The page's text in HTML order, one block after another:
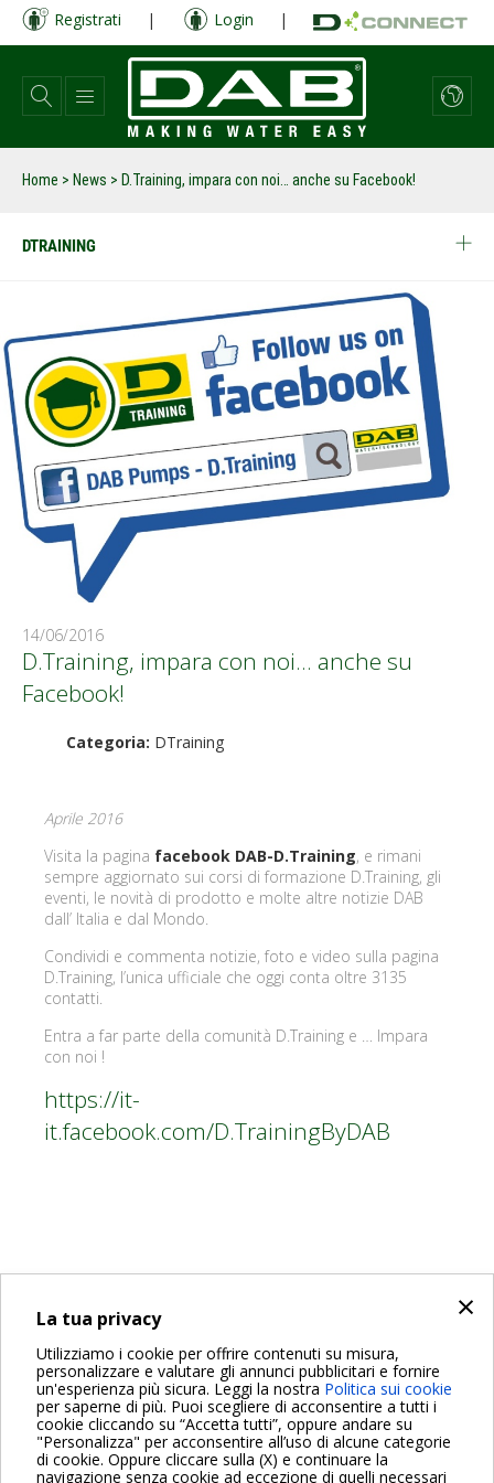
×
La tua privacy
Utilizziamo i cookie per offrire contenuti su misura,
personalizzare e valutare gli annunci pubblicitari e fornire
un'esperienza più sicura. Leggi la nostra Politica sui cookie
per saperne di più. Puoi scegliere di acconsentire a tutti i
cookie cliccando su “Accetta tutti”, oppure andare su
"Personalizza" per acconsentire all’uso di alcune categorie
di cookie. Oppure cliccare sulla (X) e continuare la
navigazione senza cookie ad eccezione di quelli necessari
Salta
contenuto
principale
Registrati | Login |
Home > News > D.Training, impara con noi… anche su Facebook!
DTRAINING
14/06/2016
D.Training, impara con noi… anche su
Facebook!
Categoria: DTraining
Aprile 2016
Visita la pagina facebook DAB-D.Training, e rimani
sempre aggiornato sui corsi di formazione D.Training, gli
eventi, le novità di prodotto e molte altre notizie DAB
dall’ Italia e dal Mondo.
Condividi e commenta notizie, foto e video sulla pagina
D.Training, l’unica ufficiale che oggi conta oltre 3135
contatti.
Entra a far parte della comunità D.Training e … Impara
con noi !
https://it-
it.facebook.com/D.TrainingByDAB
INDIETRO
Share on:
Per maggiori informazioni consulta anche le Domande più